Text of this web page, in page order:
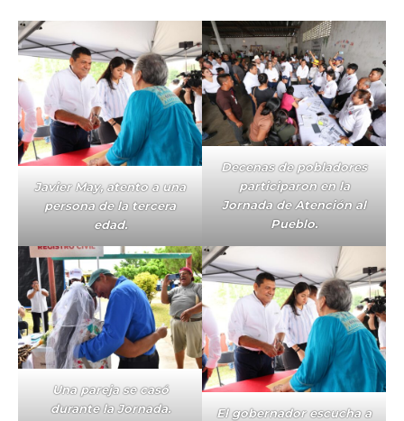
Javier May, atento a una
persona de la tercera
edad.
Decenas de pobladores
participaron en la
Jornada de Atención al
Pueblo.
Una pareja se casó
durante la Jornada.
El gobernador escucha a